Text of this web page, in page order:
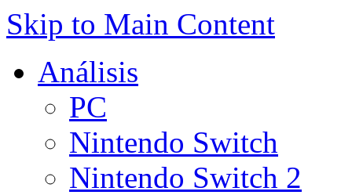
Skip to Main Content
Análisis
PC
Nintendo Switch
Nintendo Switch 2